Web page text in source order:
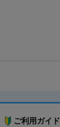
ご利用ガイド